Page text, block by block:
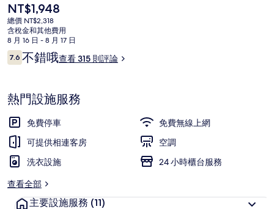
目
前
的
價
格
是
NT$1,948
總價 NT$2,318
含稅金和其他費用
8 月 16 日 - 8 月 17 日
評
論
7.67.6 分，滿分 10 分，
不錯哦查看 315 則評論
熱門設施服務
免費停車
免費無線上網
可提供相連客房
空調
洗衣設施
24 小時櫃台服務
查看全部
主要設施服務 (11)